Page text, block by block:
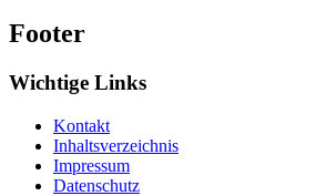
Footer
Wichtige Links
Kontakt
Inhaltsverzeichnis
Impressum
Datenschutz